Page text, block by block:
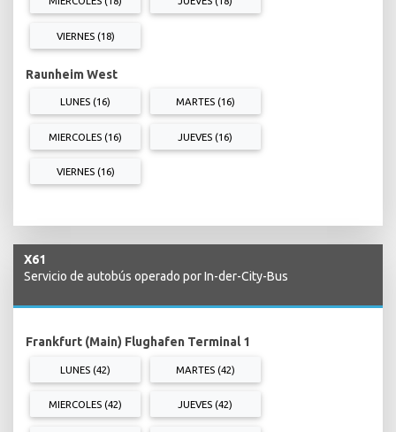
VIERNES (18)
Raunheim West
LUNES (16) MARTES (16)
MIERCOLES (16) JUEVES (16)
VIERNES (16)
X61
Servicio de autobús operado por In-der-City-Bus
Frankfurt (Main) Flughafen Terminal 1
LUNES (42) MARTES (42)
MIERCOLES (42) JUEVES (42)